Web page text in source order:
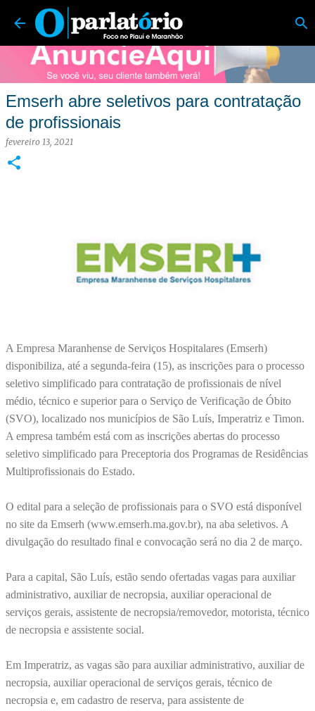
Pular para o conteúdo principal
O Parlatório | Foco no Piauí e Maranhão
Emserh abre seletivos para contratação
de profissionais
fevereiro 13, 2021
A Empresa Maranhense de Serviços Hospitalares (Emserh)
disponibiliza, até a segunda-feira (15), as inscrições para o processo
seletivo simplificado para contratação de profissionais de nível
médio, técnico e superior para o Serviço de Verificação de Óbito
(SVO), localizado nos municípios de São Luís, Imperatriz e Timon.
A empresa também está com as inscrições abertas do processo
seletivo simplificado para Preceptoria dos Programas de Residências
Multiprofissionais do Estado.
O edital para a seleção de profissionais para o SVO está disponível
no site da Emserh (www.emserh.ma.gov.br), na aba seletivos. A
divulgação do resultado final e convocação será no dia 2 de março.
Para a capital, São Luís, estão sendo ofertadas vagas para auxiliar
administrativo, auxiliar de necropsia, auxiliar operacional de
serviços gerais, assistente de necropsia/removedor, motorista, técnico
de necropsia e assistente social.
Em Imperatriz, as vagas são para auxiliar administrativo, auxiliar de
necropsia, auxiliar operacional de serviços gerais, técnico de
necropsia e, em cadastro de reserva, para assistente de